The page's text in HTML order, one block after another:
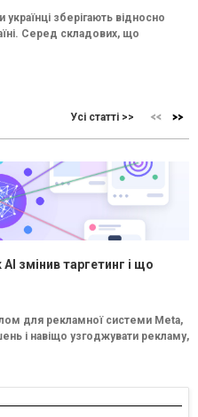
українці зберігають відносно
Серед складових, що
Усі статті >>
змінив таргетинг і що
для рекламної системи Meta,
і навіщо узгоджувати рекламу,